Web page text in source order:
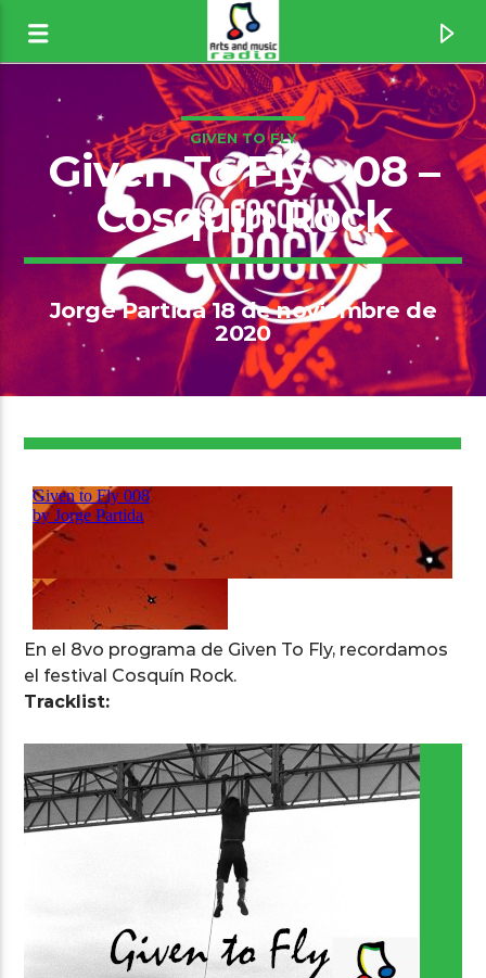
23 [1vvF]
GIVEN TO FLY
Given To Fly – 08 –
Cosquín Rock
Jorge Partida 18 de noviembre de
2020
En el 8vo programa de Given To Fly, recordamos
el festival Cosquín Rock.
Tracklist: